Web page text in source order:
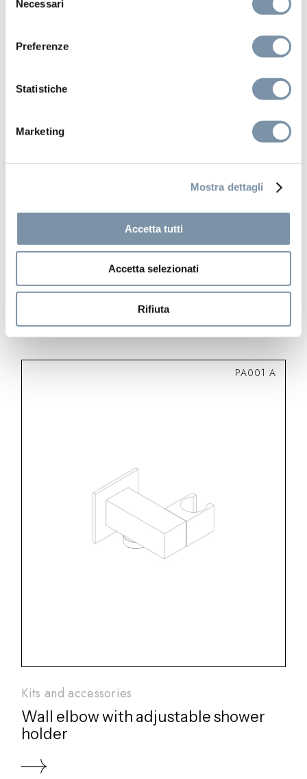
delNecessari
Preferenze
Statistiche
Marketing
Mostra dettagli
Accetta tutti
Accetta selezionati
Rifiuta
Shower holder
PA001 A
Kits and accessories
Wall elbow with adjustable shower
holder